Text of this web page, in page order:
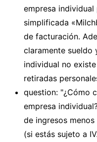
empresa
simplificada
de facturación.
claramente sueldo
individual no
retiradas
question: "¿Cómo
empresa
de ingresos
(si estás sujeto a